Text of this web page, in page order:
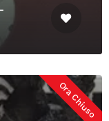
Ora Chiuso